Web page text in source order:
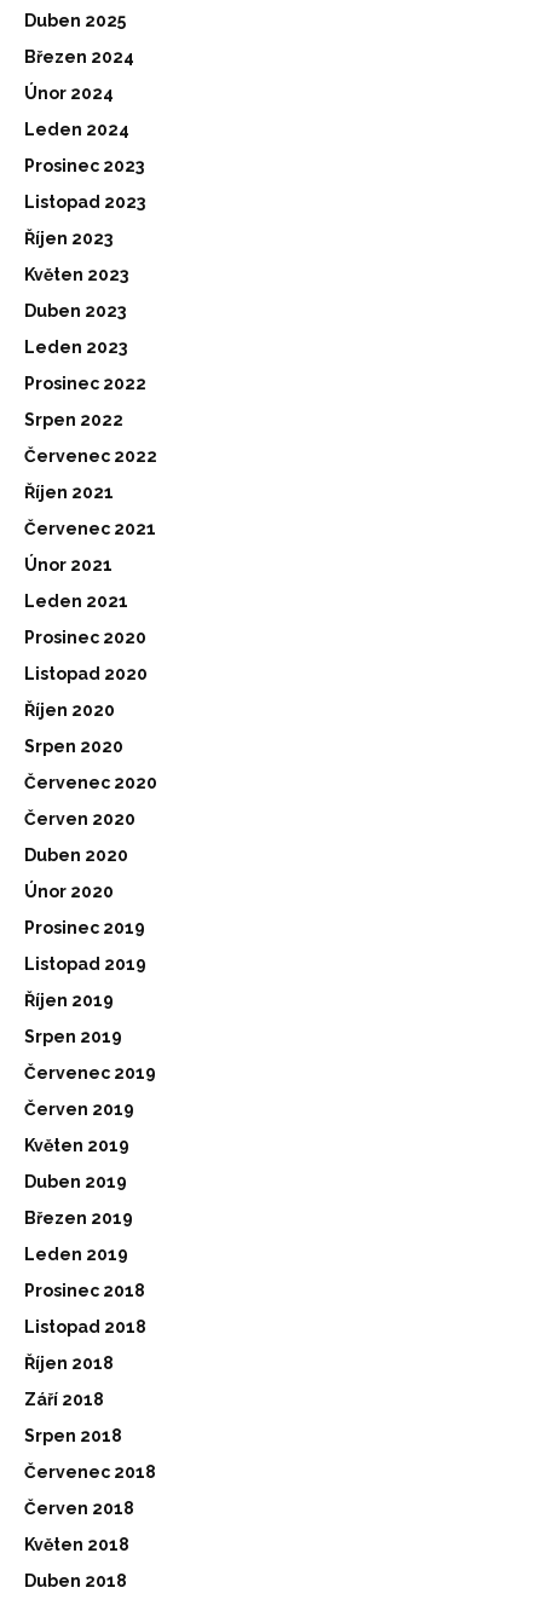
Duben 2025
Březen 2024
Únor 2024
Leden 2024
Prosinec 2023
Listopad 2023
Říjen 2023
Květen 2023
Duben 2023
Leden 2023
Prosinec 2022
Srpen 2022
Červenec 2022
Říjen 2021
Červenec 2021
Únor 2021
Leden 2021
Prosinec 2020
Listopad 2020
Říjen 2020
Srpen 2020
Červenec 2020
Červen 2020
Duben 2020
Únor 2020
Prosinec 2019
Listopad 2019
Říjen 2019
Srpen 2019
Červenec 2019
Červen 2019
Květen 2019
Duben 2019
Březen 2019
Leden 2019
Prosinec 2018
Listopad 2018
Říjen 2018
Září 2018
Srpen 2018
Červenec 2018
Červen 2018
Květen 2018
Duben 2018